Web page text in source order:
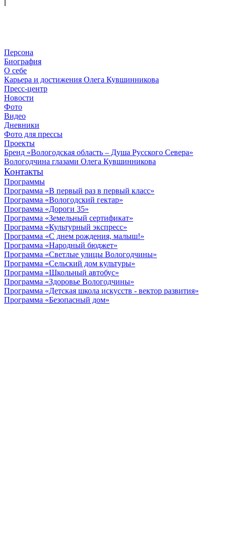
Персона
Биография
О себе
Карьера и достижения Олега Кувшинникова
Пресс-центр
Новости
Фото
Видео
Дневники
Фото для прессы
Проекты
Бренд «Вологодская область – Душа Русского Севера»
Вологодчина глазами Олега Кувшинникова
Контакты
Программы
Программа «В первый раз в первый класс»
Программа «Вологодский гектар»
Программа «Дороги 35»
Программа «Земельный сертификат»
Программа «Культурный экспресс»
Программа «С днем рождения, малыш!»
Программа «Народный бюджет»
Программа «Светлые улицы Вологодчины»
Программа «Сельский дом культуры»
Программа «Школьный автобус»
Программа «Здоровье Вологодчины»
Программа «Детская школа искусств - вектор развития»
Программа «Безопасный дом»